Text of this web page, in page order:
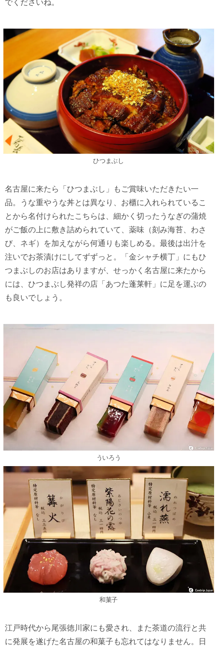
でくださいね。
ひつまぶし
名古屋に来たら「ひつまぶし」もご賞味いただきたい一
品。うな重やうな丼とは異なり、お櫃に入れられているこ
とから名付けられたこちらは、細かく切ったうなぎの蒲焼
がご飯の上に敷き詰められていて、薬味（刻み海苔、わさ
び、ネギ）を加えながら何通りも楽しめる。最後は出汁を
注いでお茶漬けにしてずずっと。「金シャチ横丁」にもひ
つまぶしのお店はありますが、せっかく名古屋に来たから
には、ひつまぶし発祥の店「あつた蓬莱軒」に足を運ぶの
も良いでしょう。
ういろう
和菓子
江戸時代から尾張徳川家にも愛され、また茶道の流行と共
に発展を遂げた名古屋の和菓子も忘れてはなりません。日